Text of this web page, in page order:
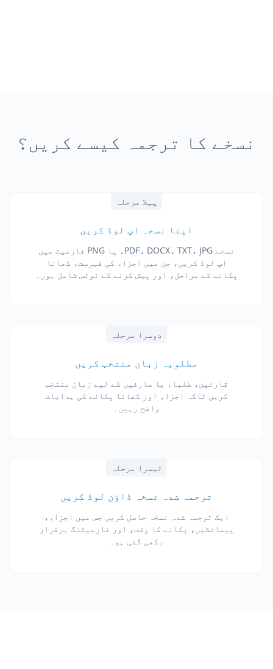
نسخے کا ترجمہ کیسے کریں؟
پہلا مرحلہ
اپنا نسخہ اپ لوڈ کریں
نسخے PDF، DOCX، TXT، JPG، یا PNG فارمیٹ میں
اپ لوڈ کریں، جن میں اجزاء کی فہرست، کھانا
پکانے کے مراحل، اور پیش کرنے کے نوٹس شامل ہوں۔
دوسرا مرحلہ
مطلوبہ زبان منتخب کریں
قارئین، طلباء یا صارفین کے لیے زبان منتخب
کریں تاکہ اجزاء اور کھانا پکانے کی ہدایات
واضح رہیں۔
تیسرا مرحلہ
ترجمہ شدہ نسخہ ڈاؤن لوڈ کریں
ایک ترجمہ شدہ نسخہ حاصل کریں جس میں اجزاء،
پیمائشیں، پکانے کا وقت، اور فارمیٹنگ برقرار
رکھی گئی ہو۔